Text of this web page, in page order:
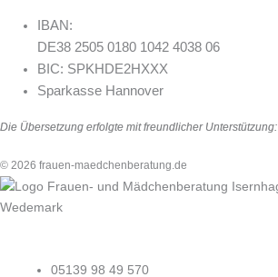
IBAN:
DE38 2505 0180 1042 4038 06
BIC: SPKHDE2HXXX
Sparkasse Hannover
Die Übersetzung erfolgte mit freundlicher Unterstützung:
© 2026 frauen-maedchenberatung.de
05139 98 49 570